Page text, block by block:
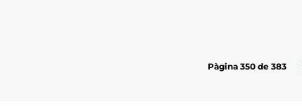
Pàgina 350 de 383